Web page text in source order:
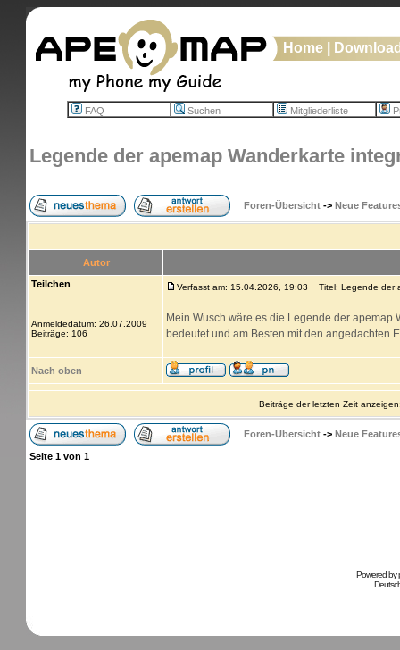
Home
FAQ Suchen Mitgliederliste
Legende der apemap Wanderkarte
Foren-Übersicht -> Neue
Autor
Teilchen
Anmeldedatum: 26.07.2009
Beiträge: 106
Verfasst am: 15.04.2026, 19:03 Titel: Legende der
Mein Wusch wäre es die Legende der
bedeutet und am Besten mit den angedachten
Nach oben
Beiträge der letzten Zeit
Foren-Übersicht -> Neue
Seite 1 von 1
Powered by